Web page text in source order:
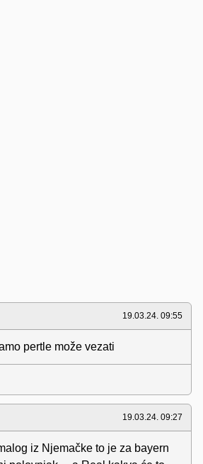
19.03.24. 09:55
pertle može vezati
19.03.24. 09:27
iz Njemačke to je za bayern